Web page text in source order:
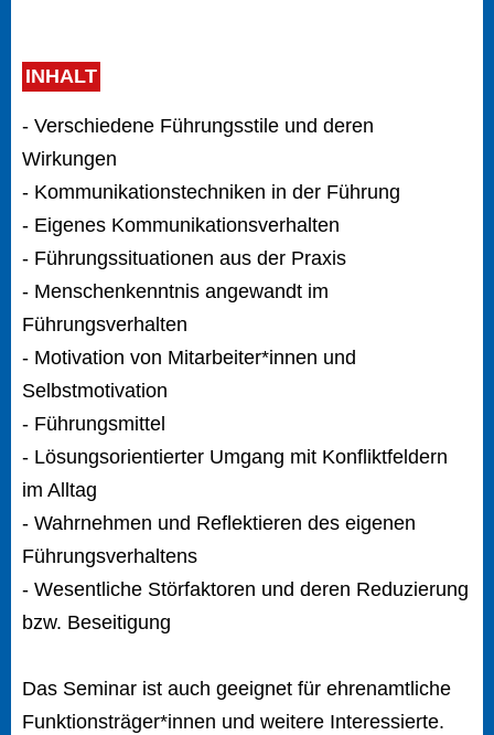
INHALT
- Verschiedene Führungsstile und deren
Wirkungen
- Kommunikationstechniken in der Führung
- Eigenes Kommunikationsverhalten
- Führungssituationen aus der Praxis
- Menschenkenntnis angewandt im
Führungsverhalten
- Motivation von Mitarbeiter*innen und
Selbstmotivation
- Führungsmittel
- Lösungsorientierter Umgang mit Konfliktfeldern
im Alltag
- Wahrnehmen und Reflektieren des eigenen
Führungsverhaltens
- Wesentliche Störfaktoren und deren Reduzierung
bzw. Beseitigung
Das Seminar ist auch geeignet für ehrenamtliche
Funktionsträger*innen und weitere Interessierte.